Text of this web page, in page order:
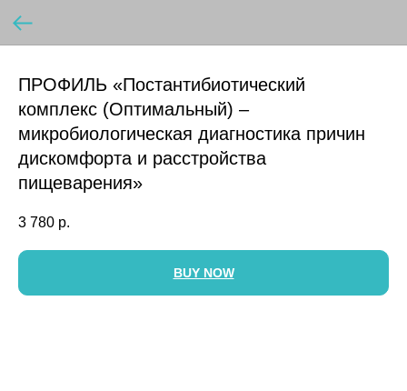
ПРОФИЛЬ «Постантибиотический
комплекс (Оптимальный) –
микробиологическая диагностика причин
дискомфорта и расстройства
пищеварения»
3 780 р.
BUY NOW